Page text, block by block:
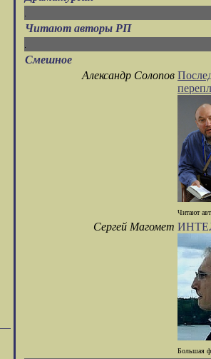
Читают авторы РП
Смешное
Александр Солопов
Читают
Сергей Магомет
Большая